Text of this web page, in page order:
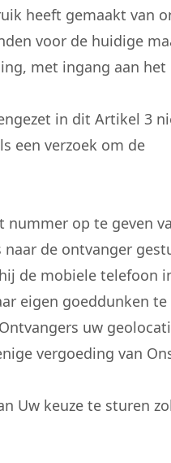
heeft gemaakt van
voor de huidige
met ingang aan het
in dit Artikel 3
een verzoek om de
nummer op te geven
de ontvanger
de mobiele telefoon
eigen goeddunken te
uw
vergoeding van
Uw keuze te sturen